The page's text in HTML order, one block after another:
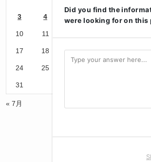
3 4 6
10 11
17 18 19 20 21 22
24 25
31
« 7月
Did you find the
were looking for on this